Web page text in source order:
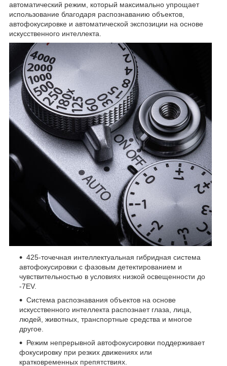
автоматический режим, который максимально упрощает
использование благодаря распознаванию объектов,
автофокусировке и автоматической экспозиции на основе
искусственного интеллекта.
425-точечная интеллектуальная гибридная система
автофокусировки с фазовым детектированием и
чувствительностью в условиях низкой освещенности до
-7EV.
Система распознавания объектов на основе
искусственного интеллекта распознает глаза, лица,
людей, животных, транспортные средства и многое
другое.
Режим непрерывной автофокусировки поддерживает
фокусировку при резких движениях или
кратковременных препятствиях.